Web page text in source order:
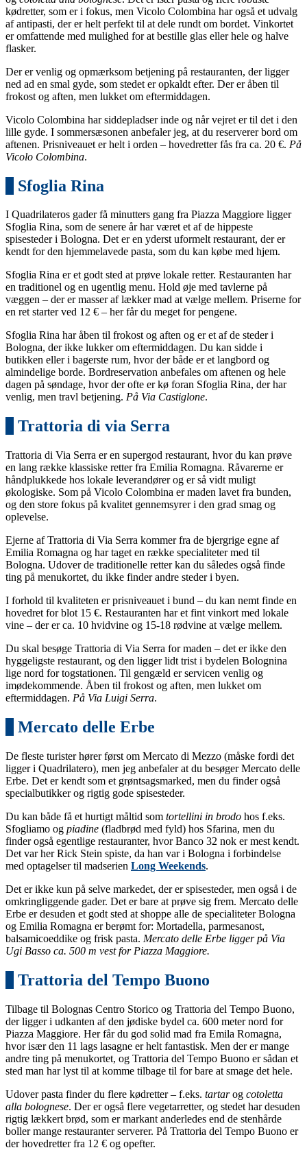
kødretter, som er i fokus, men Vicolo Colombina har også et udvalg
af antipasti, der er helt perfekt til at dele rundt om bordet. Vinkortet
er omfattende med mulighed for at bestille glas eller hele og halve
flasker.
Der er venlig og opmærksom betjening på restauranten, der ligger
ned ad en smal gyde, som stedet er opkaldt efter. Der er åben til
frokost og aften, men lukket om eftermiddagen.
Vicolo Colombina har siddepladser inde og når vejret er til det i den
lille gyde. I sommersæsonen anbefaler jeg, at du reserverer bord om
aftenen. Prisniveauet er helt i orden – hovedretter fås fra ca. 20 €. På
Vicolo Colombina.
Sfoglia Rina
I Quadrilateros gader få minutters gang fra Piazza Maggiore ligger
Sfoglia Rina, som de senere år har været et af de hippeste
spisesteder i Bologna. Det er en yderst uformelt restaurant, der er
kendt for den hjemmelavede pasta, som du kan købe med hjem.
Sfoglia Rina er et godt sted at prøve lokale retter. Restauranten har
en traditionel og en ugentlig menu. Hold øje med tavlerne på
væggen – der er masser af lækker mad at vælge mellem. Priserne for
en ret starter ved 12 € – her får du meget for pengene.
Sfoglia Rina har åben til frokost og aften og er et af de steder i
Bologna, der ikke lukker om eftermiddagen. Du kan sidde i
butikken eller i bagerste rum, hvor der både er et langbord og
almindelige borde. Bordreservation anbefales om aftenen og hele
dagen på søndage, hvor der ofte er kø foran Sfoglia Rina, der har
venlig, men travl betjening. På Via Castiglone.
Trattoria di via Serra
Trattoria di Via Serra er en supergod restaurant, hvor du kan prøve
en lang række klassiske retter fra Emilia Romagna. Råvarerne er
håndplukkede hos lokale leverandører og er så vidt muligt
økologiske. Som på Vicolo Colombina er maden lavet fra bunden,
og den store fokus på kvalitet gennemsyrer i den grad smag og
oplevelse.
Ejerne af Trattoria di Via Serra kommer fra de bjergrige egne af
Emilia Romagna og har taget en række specialiteter med til
Bologna. Udover de traditionelle retter kan du således også finde
ting på menukortet, du ikke finder andre steder i byen.
I forhold til kvaliteten er prisniveauet i bund – du kan nemt finde en
hovedret for blot 15 €. Restauranten har et fint vinkort med lokale
vine – der er ca. 10 hvidvine og 15-18 rødvine at vælge mellem.
Du skal besøge Trattoria di Via Serra for maden – det er ikke den
hyggeligste restaurant, og den ligger lidt trist i bydelen Bolognina
lige nord for togstationen. Til gengæld er servicen venlig og
imødekommende. Åben til frokost og aften, men lukket om
eftermiddagen. På Via Luigi Serra.
Mercato delle Erbe
De fleste turister hører først om Mercato di Mezzo (måske fordi det
ligger i Quadrilatero), men jeg anbefaler at du besøger Mercato delle
Erbe. Det er kendt som et grøntsagsmarked, men du finder også
specialbutikker og rigtig gode spisesteder.
Du kan både få et hurtigt måltid som tortellini in brodo hos f.eks.
Sfogliamo og piadine (fladbrød med fyld) hos Sfarina, men du
finder også egentlige restauranter, hvor Banco 32 nok er mest kendt.
Det var her Rick Stein spiste, da han var i Bologna i forbindelse
med optagelser til madserien Long Weekends.
Det er ikke kun på selve markedet, der er spisesteder, men også i de
omkringliggende gader. Det er bare at prøve sig frem. Mercato delle
Erbe er desuden et godt sted at shoppe alle de specialiteter Bologna
og Emilia Romagna er berømt for: Mortadella, parmesanost,
balsamicoeddike og frisk pasta. Mercato delle Erbe ligger på Via
Ugi Basso ca. 500 m vest for Piazza Maggiore.
Trattoria del Tempo Buono
Tilbage til Bolognas Centro Storico og Trattoria del Tempo Buono,
der ligger i udkanten af den jødiske bydel ca. 600 meter nord for
Piazza Maggiore. Her får du god solid mad fra Emila Romagna,
hvor især den 11 lags lasagne er helt fantastisk. Men der er mange
andre ting på menukortet, og Trattoria del Tempo Buono er sådan et
sted man har lyst til at komme tilbage til for bare at smage det hele.
Udover pasta finder du flere kødretter – f.eks. tartarog cotoletta
alla bolognese. Der er også flere vegetarretter, og stedet har desuden
rigtig lækkert brød, som er markant anderledes end de stenhårde
boller mange restauranter serverer. På Trattoria del Tempo Buono er
der hovedretter fra 12 € og opefter.